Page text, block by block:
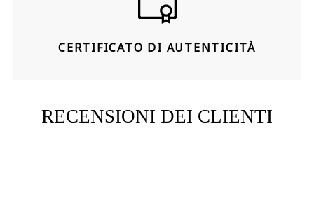
CERTIFICATO DI AUTENTICITÀ
RECENSIONI DEI CLIENTI